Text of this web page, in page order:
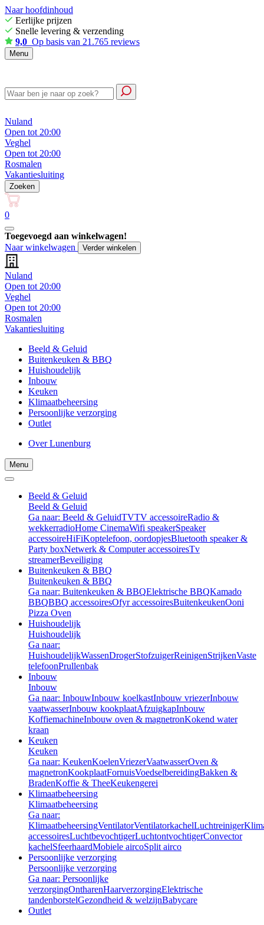
Naar hoofdinhoud
Eerlijke prijzen
Snelle levering & verzending
9,0 Op basis van 21.765 reviews
Menu
Nuland
Open tot 20:00
Veghel
Open tot 20:00
Rosmalen
Vakantiesluiting
Zoeken
0
Toegevoegd aan winkelwagen!
Naar winkelwagen
Verder winkelen
Nuland
Open tot 20:00
Veghel
Open tot 20:00
Rosmalen
Vakantiesluiting
Beeld & Geluid
Buitenkeuken & BBQ
Huishoudelijk
Inbouw
Keuken
Klimaatbeheersing
Persoonlijke verzorging
Outlet
Over Lunenburg
Menu
Beeld & Geluid
Beeld & Geluid
Ga naar: Beeld & GeluidTVTV accessoireRadio &
wekkerradioHome CinemaWifi speakerSpeaker
accessoireHiFiKoptelefoon, oordopjesBluetooth speaker &
Party boxNetwerk & Computer accessoiresTv
streamerBeveiliging
Buitenkeuken & BBQ
Buitenkeuken & BBQ
Ga naar: Buitenkeuken & BBQElektrische BBQKamado
BBQBBQ accessoiresOfyr accessoiresBuitenkeukenOoni
Pizza Oven
Huishoudelijk
Huishoudelijk
Ga naar:
HuishoudelijkWassenDrogerStofzuigerReinigenStrijkenVaste
telefoonPrullenbak
Inbouw
Inbouw
Ga naar: InbouwInbouw koelkastInbouw vriezerInbouw
vaatwasserInbouw kookplaatAfzuigkapInbouw
KoffiemachineInbouw oven & magnetronKokend water
kraan
Keuken
Keuken
Ga naar: KeukenKoelenVriezerVaatwasserOven &
magnetronKookplaatFornuisVoedselbereidingBakken &
BradenKoffie & TheeKeukengerei
Klimaatbeheersing
Klimaatbeheersing
Ga naar:
KlimaatbeheersingVentilatorVentilatorkachelLuchtreiniger
accessoiresLuchtbevochtigerLuchtontvochtigerConvector
kachelSfeerhaardMobiele aircoSplit airco
Persoonlijke verzorging
Persoonlijke verzorging
Ga naar: Persoonlijke
verzorgingOntharenHaarverzorgingElektrische
tandenborstelGezondheid & welzijnBabycare
Outlet